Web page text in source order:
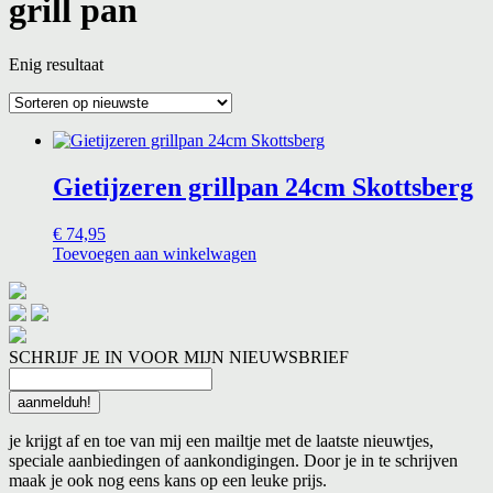
grill pan
Enig resultaat
Gietijzeren grillpan 24cm Skottsberg
€ 74,95
Toevoegen aan winkelwagen
SCHRIJF JE IN VOOR MIJN NIEUWSBRIEF
je krijgt af en toe van mij een mailtje met de laatste nieuwtjes,
speciale aanbiedingen of aankondigingen. Door je in te schrijven
maak je ook nog eens kans op een leuke prijs.